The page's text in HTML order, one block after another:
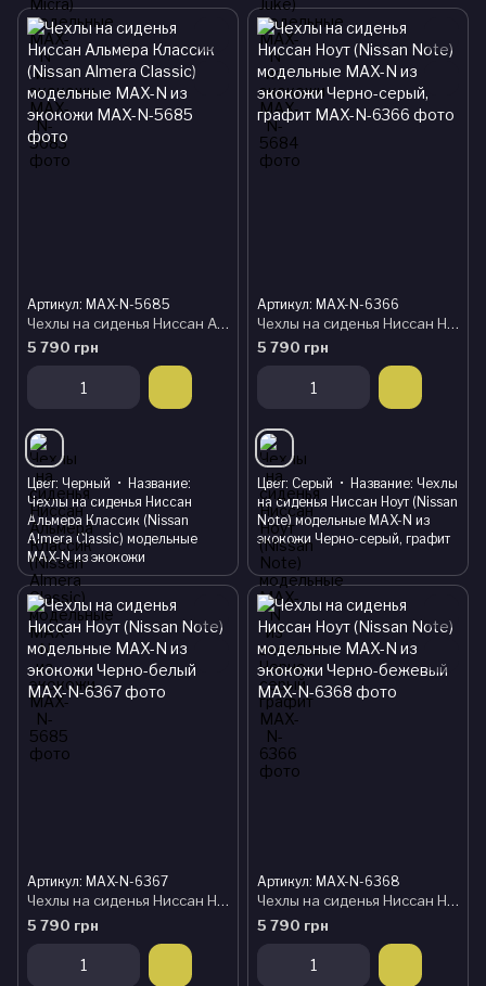
Артикул: MAX-N-5685
Чехлы на сиденья Ниссан Альмера Классик (Nissan Almera Classic) модельные MAX-N из экокожи
5 790 грн
Цвет Черный
Название
Чехлы на сиденья Ниссан
Альмера Классик (Nissan
Almera Classic) модельные
MAX-N из экокожи
Артикул: MAX-N-6366
Чехлы на сиденья Ниссан Ноут (Nissan Note) модельные MAX-N из экокожи Черно-серый, графит
5 790 грн
Цвет Серый Название Чехлы
на сиденья Ниссан Ноут (Nissan
Note) модельные MAX-N из
экокожи Черно-серый, графит
Артикул: MAX-N-6367
Чехлы на сиденья Ниссан Ноут (Nissan Note) модельные MAX-N из экокожи Черно-белый
5 790 грн
Артикул: MAX-N-6368
Чехлы на сиденья Ниссан Ноут (Nissan Note) модельные MAX-N из экокожи Черно-бежевый
5 790 грн